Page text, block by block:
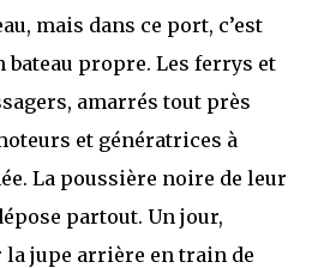
mais dans ce port, c’est
bateau propre. Les ferrys et
amarrés tout près
et génératrices à
La poussière noire de leur
partout. Un jour,
la jupe arrière en train de